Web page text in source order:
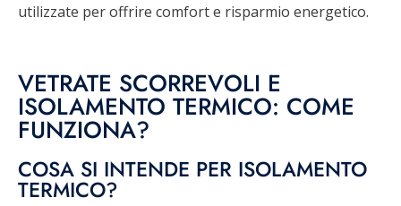
utilizzate per offrire comfort e risparmio energetico.
VETRATE SCORREVOLI E
ISOLAMENTO TERMICO: COME
FUNZIONA?
COSA SI INTENDE PER ISOLAMENTO
TERMICO?